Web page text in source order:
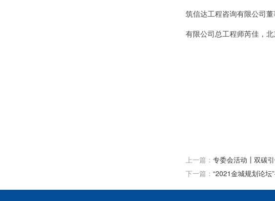
筑信达工程咨询有限公司
有限公司总工程师芮佳，
上一篇： 专委会活动┃双碳引
下一篇： “2021金城规划论